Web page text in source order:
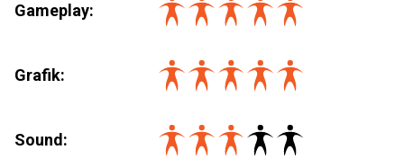
Gameplay:
Grafik:
Sound: